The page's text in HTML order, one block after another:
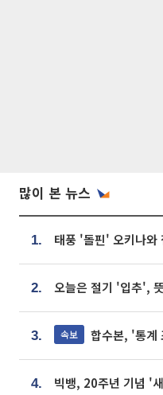
많이 본 뉴스
1.
2. 오늘은 절기 '입추',
3. 속보 합수본, '통계 조작'
4.